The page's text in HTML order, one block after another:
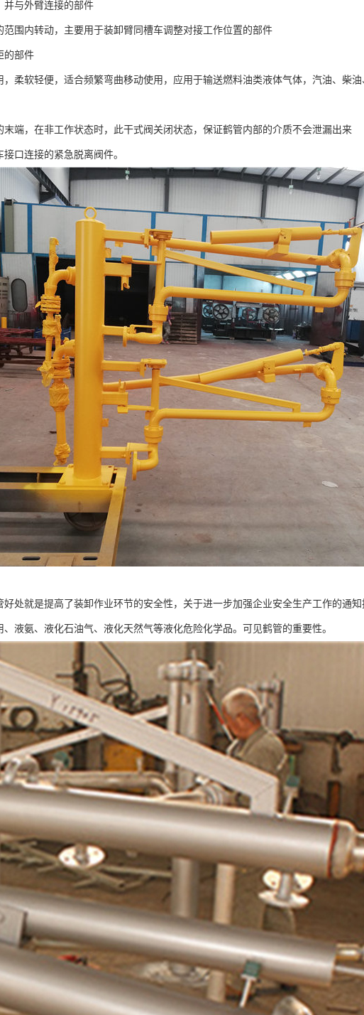
并与外臂连接的部件
围内转动，主要用于装卸臂同槽车调整对接工作位置的部件
的部件
柔软轻便，适合频繁弯曲移动使用，应用于输送燃料油类液体气体，汽油、柴
端，在非工作状态时，此干式阀关闭状态，保证鹤管内部的介质不会泄漏出来
口连接的紧急脱离阀件。
好处就是提高了装卸作业环节的安全性，关于进一步加强企业安全生产工作的通
液氨、液化石油气、液化天然气等液化危险化学品。可见鹤管的重要性。